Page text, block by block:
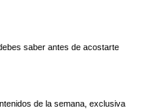
saber antes de acostarte
de la semana, exclusiva